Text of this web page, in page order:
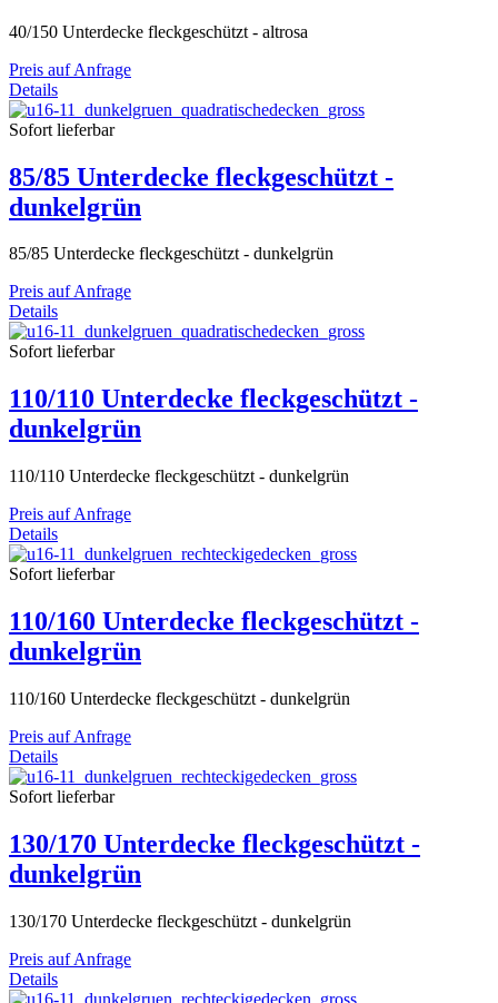
40/150 Unterdecke fleckgeschützt - altrosa
Preis auf Anfrage
Details
Sofort lieferbar
85/85 Unterdecke fleckgeschützt -
dunkelgrün
85/85 Unterdecke fleckgeschützt - dunkelgrün
Preis auf Anfrage
Details
Sofort lieferbar
110/110 Unterdecke fleckgeschützt -
dunkelgrün
110/110 Unterdecke fleckgeschützt - dunkelgrün
Preis auf Anfrage
Details
Sofort lieferbar
110/160 Unterdecke fleckgeschützt -
dunkelgrün
110/160 Unterdecke fleckgeschützt - dunkelgrün
Preis auf Anfrage
Details
Sofort lieferbar
130/170 Unterdecke fleckgeschützt -
dunkelgrün
130/170 Unterdecke fleckgeschützt - dunkelgrün
Preis auf Anfrage
Details